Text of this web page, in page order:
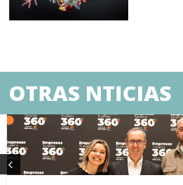
OTRAS NTICIAS